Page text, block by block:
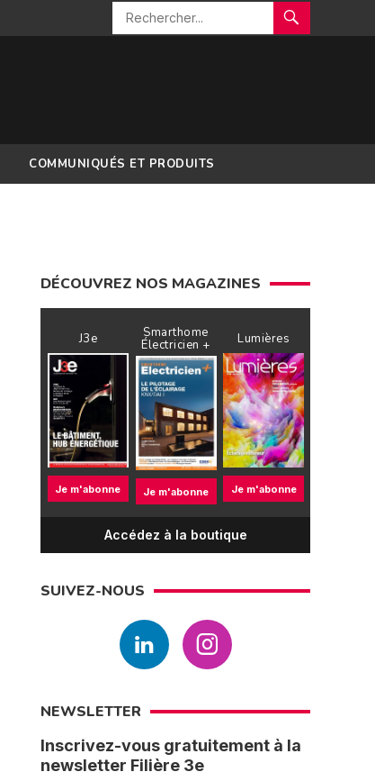
COMMUNIQUÉS ET PRODUITS
DÉCOUVREZ NOS MAGAZINES
J3e
Je m'abonne
Smarthome
Électricien +
Je m'abonne
Lumières
Je m'abonne
Accédez à la boutique
SUIVEZ-NOUS
NEWSLETTER
Inscrivez-vous gratuitement à la
newsletter Filière 3e